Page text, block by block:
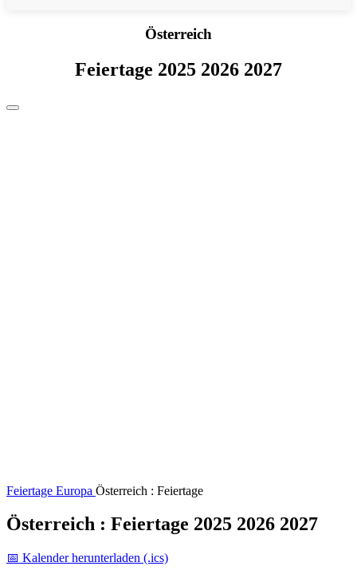
Österreich
Feiertage 2025 2026 2027
Feiertage Europa Österreich : Feiertage
Österreich : Feiertage 2025 2026 2027
📅 Kalender herunterladen (.ics)